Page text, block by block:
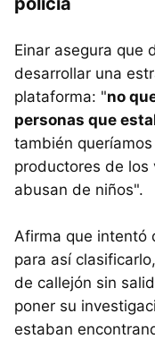
Einar asegura que
desarrollar una
plataforma: "no
personas que
también
productores de los
abusan de niños".
Afirma que intentó
para así
de callejón sin
poner su
estaban